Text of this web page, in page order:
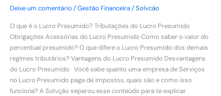
Deixe um comentário /Gestão Financeira/Solvcão
O que é o Lucro Presumido? Tributações do Lucro Presumido
Obrigações Acessórias do Lucro Presumido Como saber o valor do
percentual presumido? O que difere o Lucro Presumido dos demais
regimes tributários? Vantagens do Lucro Presumido Desvantagens
do Lucro Presumido Você sabe quanto uma empresa de Serviços
no Lucro Presumido paga de impostos, quais são e como isso
funciona? A Solvção separou esse conteúdo para te explicar